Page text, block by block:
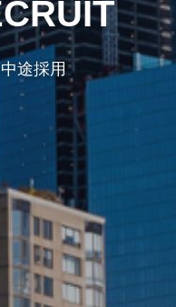
中途採用